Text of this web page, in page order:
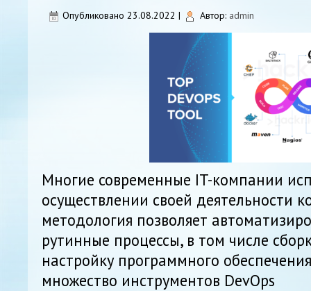
Опубликовано 23.08.2022 | Автор: admin
Многие современные IT-компании
осуществлении своей деятельности
методология позволяет
рутинные процессы, в том числе
настройку программного
множество инструментов DevOps